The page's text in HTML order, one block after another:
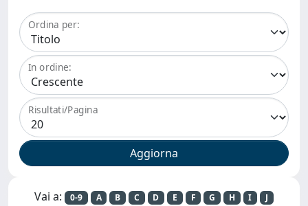
Ordina per:
In ordine:
Risultati/Pagina
Vai a: 0-9 A B C D E F G H I
J